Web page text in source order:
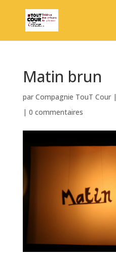
Matin brun
par Compagnie TouT Cour|
| 0 commentaires